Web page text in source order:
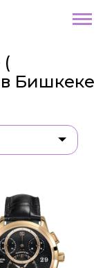
(
в Бишкеке